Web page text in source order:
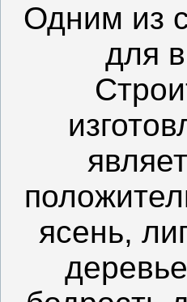
Одним из
для
ясень,